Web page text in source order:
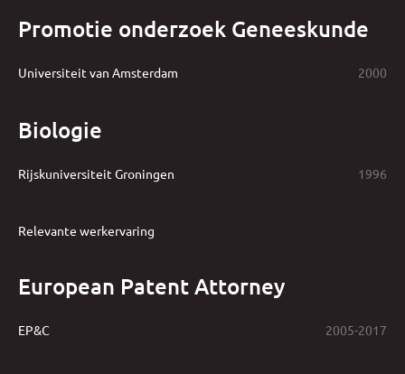
Promotie onderzoek Geneeskunde
Universiteit van Amsterdam 2000
Biologie
Rijskuniversiteit Groningen 1996
Relevante werkervaring
European Patent Attorney
EP&C 2005-2017